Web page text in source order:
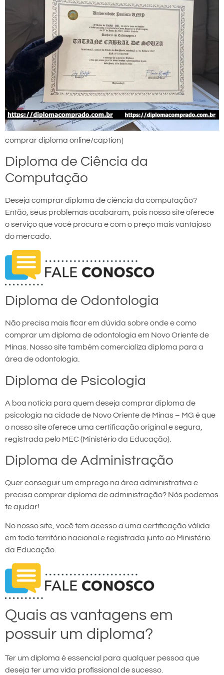
comprar diploma online/caption]
Diploma de Ciência da
Computação
Deseja comprar diploma de ciência da computação?
Então, seus problemas acabaram, pois nosso site oferece
o serviço que você procura e com o preço mais vantajoso
do mercado.
Diploma de Odontologia
Não precisa mais ficar em dúvida sobre onde e como
comprar um diploma de odontologia em Novo Oriente de
Minas. Nosso site também comercializa diploma para a
área de odontologia.
Diploma de Psicologia
A boa notícia para quem deseja comprar diploma de
psicologia na cidade de Novo Oriente de Minas – MG é que
o nosso site oferece uma certificação original e segura,
registrada pelo MEC (Ministério da Educação).
Diploma de Administração
Quer conseguir um emprego na área administrativa e
precisa comprar diploma de administração? Nós podemos
te ajudar!
No nosso site, você tem acesso a uma certificação válida
em todo território nacional e registrada junto ao Ministério
da Educação.
Quais as vantagens em
possuir um diploma?
Ter um diploma é essencial para qualquer pessoa que
deseja ter uma vida profissional de sucesso.